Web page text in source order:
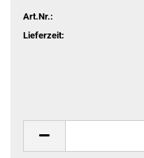
Art.Nr.:
Lieferzeit: